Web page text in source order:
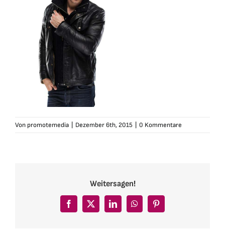
Von promotemedia Dezember 6th, 2015 0 Kommentare
Weitersagen!
Facebook
X LinkedInWhatsAppPinterest